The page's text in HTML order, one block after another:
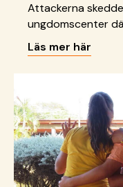
Attackerna
ungdomscenter
unga och familjer.
Läs mer här